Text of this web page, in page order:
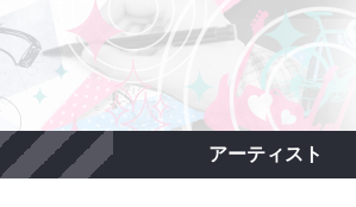
アーティスト